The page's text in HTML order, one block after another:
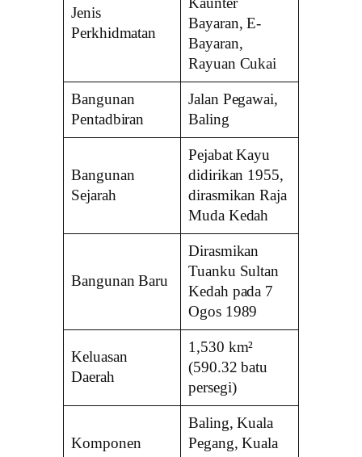
Jenis
Perkhidmatan
Bayaran, E-
Bayaran,
Rayuan Cukai
Bangunan
Pentadbiran
Jalan Pegawai,
Baling
Bangunan
Sejarah
Pejabat Kayu
didirikan 1955,
dirasmikan Raja
Muda Kedah
Bangunan Baru
Dirasmikan
Tuanku Sultan
Kedah pada 7
Ogos 1989
Keluasan
Daerah
1,530 km²
(590.32 batu
persegi)
Komponen
Baling, Kuala
Pegang, Kuala